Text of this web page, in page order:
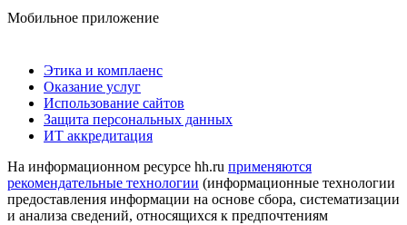
Мобильное приложение
Этика и комплаенс
Оказание услуг
Использование сайтов
Защита персональных данных
ИТ аккредитация
На информационном ресурсе hh.ru применяются
рекомендательные технологии (информационные технологии
предоставления информации на основе сбора, систематизации
и анализа сведений, относящихся к предпочтениям